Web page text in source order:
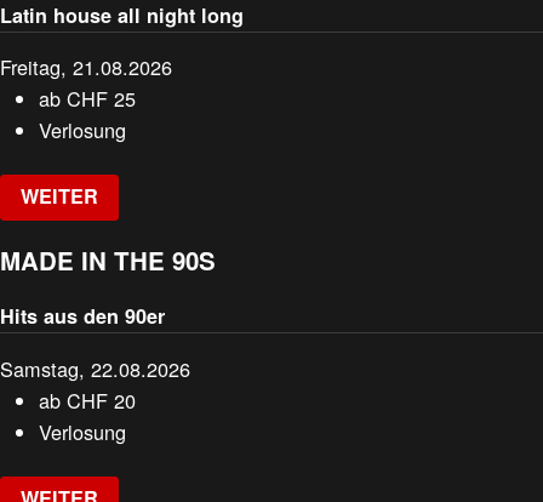
Latin house all night long
Freitag, 21.08.2026
abCHF 25
Verlosung
WEITER
MADE IN THE 90S
Hits aus den 90er
Samstag, 22.08.2026
abCHF 20
Verlosung